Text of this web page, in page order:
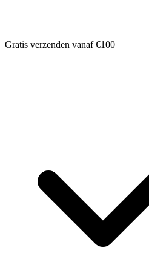
Gratis verzenden vanaf €100